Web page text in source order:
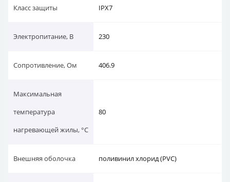
Класс защиты IPX7
Электропитание, В 230
Сопротивление, Ом 406.9
Максимальная
температура
нагревающей жилы, °C
80
Внешняя оболочка поливинил хлорид (PVC)